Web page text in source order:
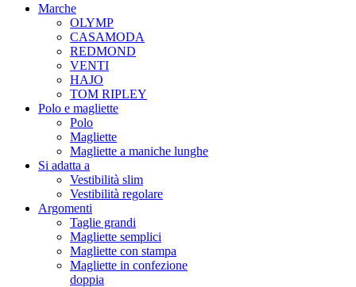
Marche
OLYMP
CASAMODA
REDMOND
VENTI
HAJO
TOM RIPLEY
Polo e magliette
Polo
Magliette
Magliette a maniche lunghe
Si adatta a
Vestibilità slim
Vestibilità regolare
Argomenti
Taglie grandi
Magliette semplici
Magliette con stampa
Magliette in confezione
doppia